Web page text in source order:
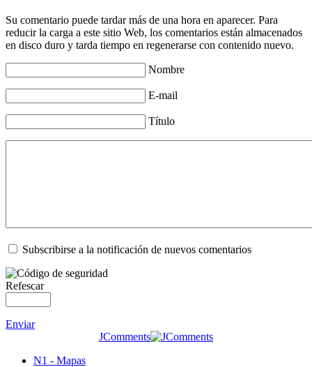
Su comentario puede tardar más de una hora en aparecer. Para
reducir la carga a este sitio Web, los comentarios están almacenados
en disco duro y tarda tiempo en regenerarse con contenido nuevo.
Nombre
E-mail
Título
Subscribirse a la notificación de nuevos comentarios
Refescar
Enviar
JComments
N1 - Mapas